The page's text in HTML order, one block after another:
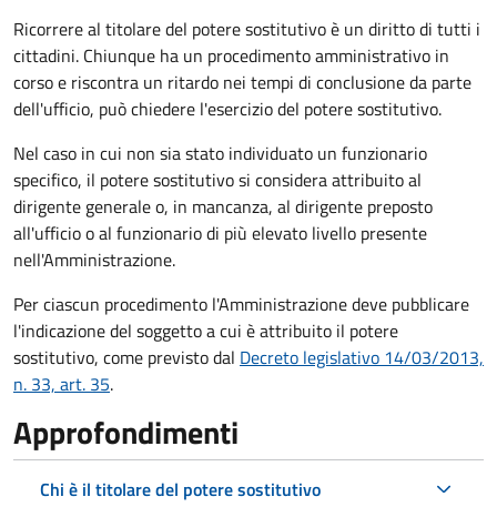
Ricorrere al titolare del potere sostitutivo è un diritto di tutti i
cittadini. Chiunque ha un procedimento amministrativo in
corso e riscontra un ritardo nei tempi di conclusione da parte
dell'ufficio, può chiedere l'esercizio del potere sostitutivo.
Nel caso in cui non sia stato individuato un funzionario
specifico, il potere sostitutivo si considera attribuito al
dirigente generale o, in mancanza, al dirigente preposto
all'ufficio o al funzionario di più elevato livello presente
nell'Amministrazione.
Per ciascun procedimento l'Amministrazione deve pubblicare
l'indicazione del soggetto a cui è attribuito il potere
sostitutivo, come previsto dal Decreto legislativo 14/03/2013,
n. 33, art. 35.
Approfondimenti
Chi è il titolare del potere sostitutivo